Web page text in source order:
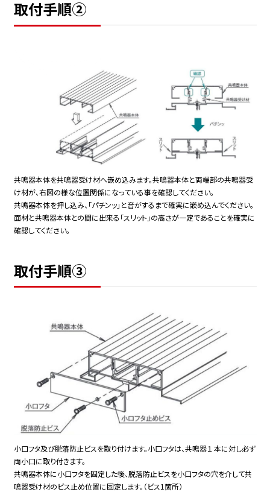
取付手順②
共鳴器本体を共鳴器受け材へ嵌め込みます。共鳴器本体と両端部の共鳴器受
け材が、右図の様な位置関係になっている事を確認してください。
共鳴器本体を押し込み、「パチンッ」と音がするまで確実に嵌め込んでください。
面材と共鳴器本体との間に出来る「スリット」の高さが一定であることを確実に
確認してください。
取付手順③
小口フタ及び脱落防止ビスを取り付けます。小口フタは、共鳴器１ 本に対し必ず
両小口に取り付きます。
共鳴器本体に小口フタを固定した後、脱落防止ビスを小口フタの穴を介して共
鳴器受け材のビス止め位置に固定します。（ビス1箇所）